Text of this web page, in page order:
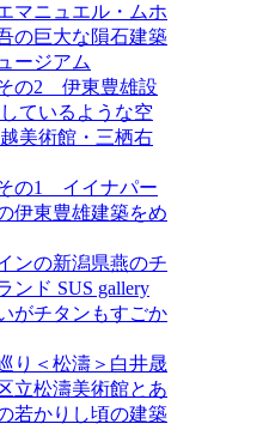
マニュエル・ムホ
の巨大な隕石建築
ージアム
の2 伊東豊雄設
ているような空
美術館・三栖右
の1 イイナパー
伊東豊雄建築をめ
ンの新潟県燕のチ
ンド SUS gallery
がチタンもすごか
り＜松濤＞白井晟
立松濤美術館とあ
若かりし頃の建築